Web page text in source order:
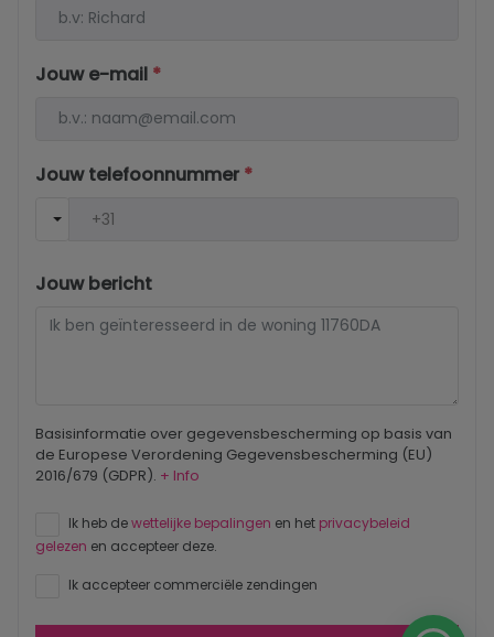
Jouw e-mail *
Jouw telefoonnummer *
Jouw bericht
Basisinformatie over gegevensbescherming op basis van
de Europese Verordening Gegevensbescherming (EU)
2016/679 (GDPR). + Info
Ik heb dewettelijke bepalingen en het privacybeleid
gelezen en accepteer deze.
Ik accepteer commerciële zendingen